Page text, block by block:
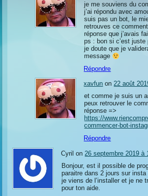
je me souviens du
j’ai répondu avec
suis pas un bot, le
retrouves ce
réponse que j’avais
ps : bon si c’est juste
je doute que je
message
Répondre
xavfun on22 août
et comme je suis un
peux retrouver le
réponse =>
https://
commencer-bot-
Répondre
Cyril on 26 septembre 2019 à
Bonjour, est il possible de
paraitre dans 2 jours sur insta
je viens de l’installer et je ne
pour ton aide.